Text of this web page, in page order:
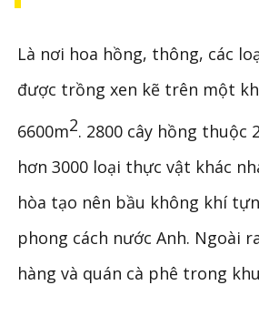
Là nơi hoa hồng, thông, các
được trồng xen kẽ trên một
6600m2. 2800 cây hồng thuộc
hơn 3000 loại thực vật khác
hòa tạo nên bầu không khí
phong cách nước Anh. Ngoài
hàng và quán cà phê trong